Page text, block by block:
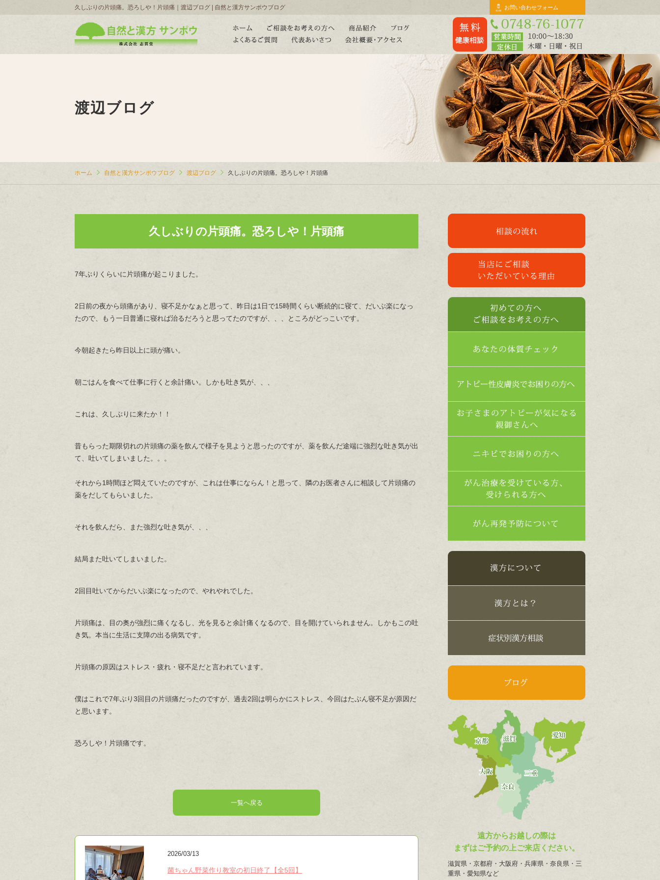
久しぶりの片頭痛。恐ろしや！片頭痛｜渡辺ブログ | 自然と漢方サンポウブログ お問い合わせフォーム
渡辺ブログ
ホーム 自然と漢方サンポウブログ 渡辺ブログ 久しぶりの片頭痛。恐ろしや！片頭痛
久しぶりの片頭痛。恐ろしや！片頭痛
7年ぶりくらいに片頭痛が起こりました。
2日前の夜から頭痛があり、寝不足かなぁと思って、昨日は1日で15時間くらい断続的に寝て、だいぶ楽になっ
たので、もう一日普通に寝れば治るだろうと思ってたのですが、、、ところがどっこいです。
今朝起きたら昨日以上に頭が痛い。
朝ごはんを食べて仕事に行くと余計痛い。しかも吐き気が、、、
これは、久しぶりに来たか！！
昔もらった期限切れの片頭痛の薬を飲んで様子を見ようと思ったのですが、薬を飲んだ途端に強烈な吐き気が出
て、吐いてしまいました。。。
それから1時間ほど悶えていたのですが、これは仕事にならん！と思って、隣のお医者さんに相談して片頭痛の
薬をだしてもらいました。
それを飲んだら、また強烈な吐き気が、、、
結局また吐いてしまいました。
2回目吐いてからだいぶ楽になったので、やれやれでした。
片頭痛は、目の奥が強烈に痛くなるし、光を見ると余計痛くなるので、目を開けていられません。しかもこの吐
き気。本当に生活に支障の出る病気です。
片頭痛の原因はストレス・疲れ・寝不足だと言われています。
僕はこれで7年ぶり3回目の片頭痛だったのですが、過去2回は明らかにストレス、今回はたぶん寝不足が原因だ
と思います。
恐ろしや！片頭痛です。
一覧へ戻る
2026/03/13
菌ちゃん野菜作り教室の初日終了【全5回】
遠方からお越しの際は
まずはご予約の上ご来店ください。
滋賀県・京都府・大阪府・兵庫県・奈良県・三
重県・愛知県など